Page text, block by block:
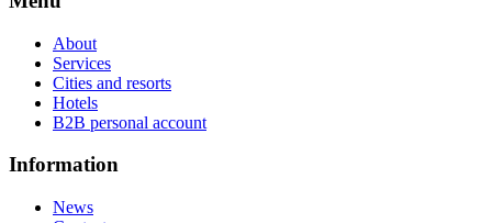
About
Services
Cities and resorts
Hotels
B2B personal account
Information
News